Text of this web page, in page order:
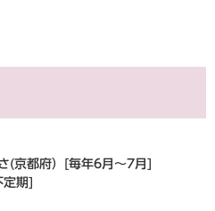
(京都府）[毎年6月～7月]
期]